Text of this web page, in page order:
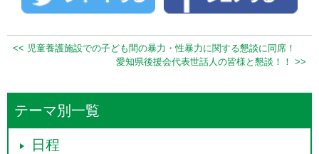
<< 児童養護施設での子ども間の暴力・性暴力に関する懇談に同席！
愛知県後援会代表世話人の皆様と懇談！！ >>
テーマ別一覧
日程